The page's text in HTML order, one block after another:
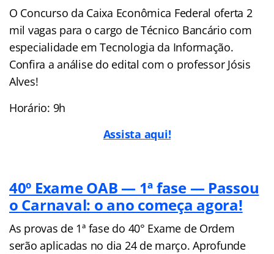
O Concurso da Caixa Econômica Federal oferta 2
mil vagas para o cargo de Técnico Bancário com
especialidade em Tecnologia da Informação.
Confira a análise do edital com o professor Jósis
Alves!
Horário: 9h
Assista aqui!
40º Exame OAB — 1ª fase — Passou
o Carnaval: o ano começa agora!
As provas de 1ª fase do 40° Exame de Ordem
serão aplicadas no dia 24 de março. Aprofunde